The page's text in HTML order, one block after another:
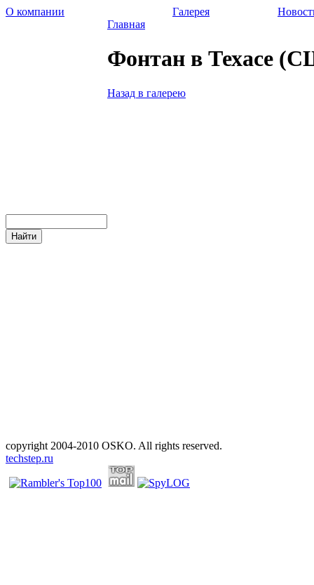
О компании Галерея
Главная
Фонтан в Техасе
Назад в галерею
copyright 2004-2010 OSKO. All rights reserved.
techstep.ru